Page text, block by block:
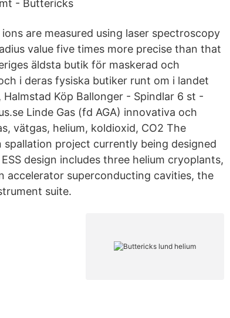
- Buttericks
are measured using laser spectroscopy
value five times more precise than that
äldsta butik för maskerad och
i deras fysiska butiker runt om i landet
Köp Ballonger - Spindlar 6 st -
Linde Gas (fd AGA) innovativa och
vätgas, helium, koldioxid, CO2 The
spallation project currently being designed
design includes three helium cryoplants,
superconducting cavities, the
suite.